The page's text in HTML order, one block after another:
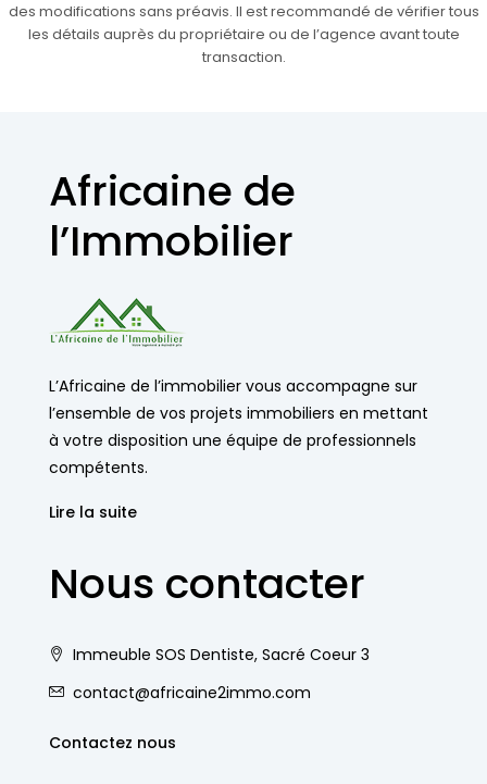
des modifications sans préavis. Il est recommandé de vérifier tous
les détails auprès du propriétaire ou de l’agence avant toute
transaction.
Africaine de
l’Immobilier
L’Africaine de l’immobilier vous accompagne sur
l’ensemble de vos projets immobiliers en mettant
à votre disposition une équipe de professionnels
compétents.
Lire la suite
Nous contacter
Immeuble SOS Dentiste, Sacré Coeur 3
contact@africaine2immo.com
Contactez nous